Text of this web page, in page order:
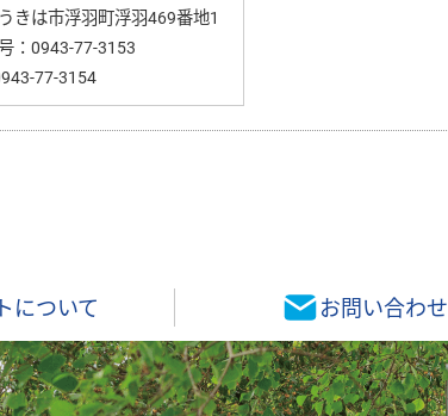
きは市浮羽町浮羽469番地1
：0943-77-3153
77-3154
について お問い合わせ